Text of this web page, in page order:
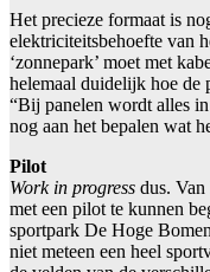
Het precieze formaat is
elektriciteitsbehoefte van
‘zonnepark’ moet met
helemaal duidelijk hoe de
“Bij panelen wordt alles
nog aan het bepalen wat
Pilot
Work in progress dus.
met een pilot te kunnen
sportpark De Hoge
niet meteen een heel